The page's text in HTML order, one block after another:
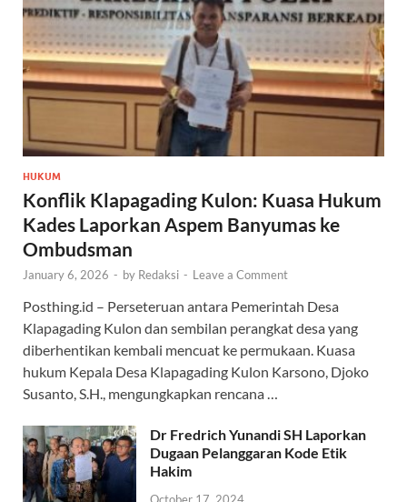
HUKUM
Konflik Klapagading Kulon: Kuasa Hukum
Kades Laporkan Aspem Banyumas ke
Ombudsman
January 6, 2026 - by Redaksi - Leave a Comment
Posthing.id – Perseteruan antara Pemerintah Desa
Klapagading Kulon dan sembilan perangkat desa yang
diberhentikan kembali mencuat ke permukaan. Kuasa
hukum Kepala Desa Klapagading Kulon Karsono, Djoko
Susanto, S.H., mengungkapkan rencana …
Dr Fredrich Yunandi SH Laporkan
Dugaan Pelanggaran Kode Etik
Hakim